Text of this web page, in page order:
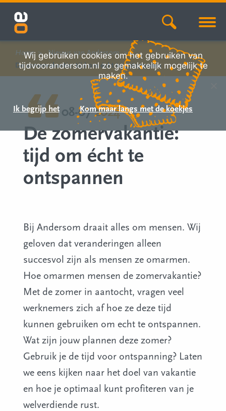
Home
Nieuws van Andersom
De zomervakantie: tijd om écht te ontspannen
08-072024
De zomervakantie:
tijd om écht te
ontspannen
Bij Andersom draait alles om mensen. Wij
geloven dat veranderingen alleen
succesvol zijn als mensen ze omarmen.
Hoe omarmen mensen de zomervakantie?
Met de zomer in aantocht, vragen veel
werknemers zich af hoe ze deze tijd
kunnen gebruiken om echt te ontspannen.
Wat zijn jouw plannen deze zomer?
Gebruik je de tijd voor ontspanning? Laten
we eens kijken naar het doel van vakantie
en hoe je optimaal kunt profiteren van je
welverdiende rust.
Wij gebruiken cookies om het gebruiken van
tijdvoorandersom.nl zo gemakkelijk mogelijk te
maken.
Ik begrijp het Kom maar langs met de koekjes